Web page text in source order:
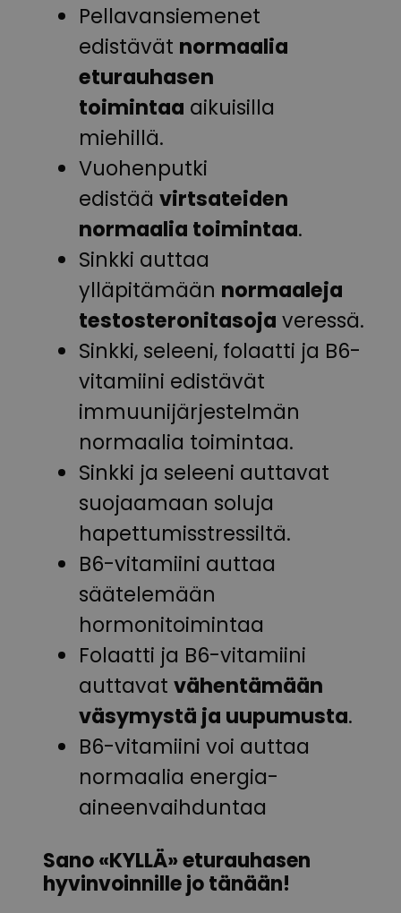
Pellavansiemenet
edistävät normaalia
eturauhasen
toimintaa aikuisilla
miehillä.
Vuohenputki
edistää virtsateiden
normaalia toimintaa.
Sinkki auttaa
ylläpitämään normaaleja
testosteronitasoja veressä.
Sinkki, seleeni, folaatti ja B6-
vitamiini edistävät
immuunijärjestelmän
normaalia toimintaa.
Sinkki ja seleeni auttavat
suojaamaan soluja
hapettumisstressiltä.
B6-vitamiini auttaa
säätelemään
hormonitoimintaa
Folaatti ja B6-vitamiini
auttavat vähentämään
väsymystä ja uupumusta.
B6-vitamiini voi auttaa
normaalia energia-
aineenvaihduntaa
Sano «KYLLÄ» eturauhasen
hyvinvoinnille jo tänään!